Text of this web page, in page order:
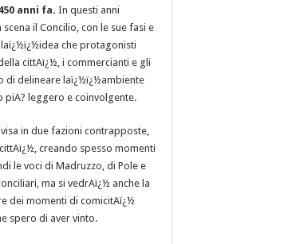
anni fa. In questi anni
il Concilio, con le sue fasi e
che protagonisti
cittAï¿½, i commercianti e gli
di delineare laï¿½ï¿½ambiente
leggero e coinvolgente.
in due fazioni contrapposte,
creando spesso momenti
le voci di Madruzzo, di Pole e
ma si vedrAï¿½ anche la
dei momenti di comicitAï¿½
spero di aver vinto.